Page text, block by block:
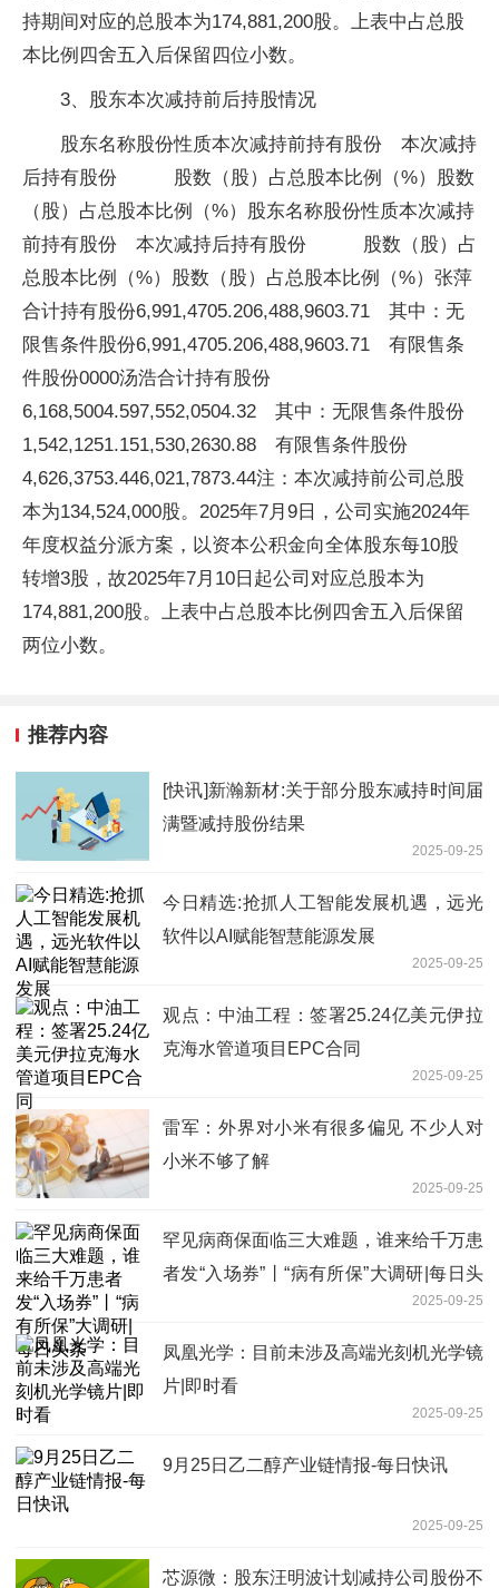
持期间对应的总股本为174,881,200股。上表中占总股
本比例四舍五入后保留四位小数。
3、股东本次减持前后持股情况
股东名称股份性质本次减持前持有股份 本次减持
后持有股份 股数（股）占总股本比例（%）股数
（股）占总股本比例（%）股东名称股份性质本次减持
前持有股份 本次减持后持有股份 股数（股）占
总股本比例（%）股数（股）占总股本比例（%）张萍
合计持有股份6,991,4705.206,488,9603.71 其中：无
限售条件股份6,991,4705.206,488,9603.71 有限售条
件股份0000汤浩合计持有股份
6,168,5004.597,552,0504.32 其中：无限售条件股份
1,542,1251.151,530,2630.88 有限售条件股份
4,626,3753.446,021,7873.44注：本次减持前公司总股
本为134,524,000股。2025年7月9日，公司实施2024年
年度权益分派方案，以资本公积金向全体股东每10股
转增3股，故2025年7月10日起公司对应总股本为
174,881,200股。上表中占总股本比例四舍五入后保留
两位小数。
推荐内容
[快讯]新瀚新材:关于部分股东减持时间届
满暨减持股份结果
2025-09-25
今日精选:抢抓人工智能发展机遇，远光
软件以AI赋能智慧能源发展
2025-09-25
观点：中油工程：签署25.24亿美元伊拉
克海水管道项目EPC合同
2025-09-25
雷军：外界对小米有很多偏见 不少人对
小米不够了解
2025-09-25
罕见病商保面临三大难题，谁来给千万患
者发“入场券”丨“病有所保”大调研|每日头
2025-09-25
凤凰光学：目前未涉及高端光刻机光学镜
片|即时看
2025-09-25
9月25日乙二醇产业链情报-每日快讯
2025-09-25
芯源微：股东汪明波计划减持公司股份不